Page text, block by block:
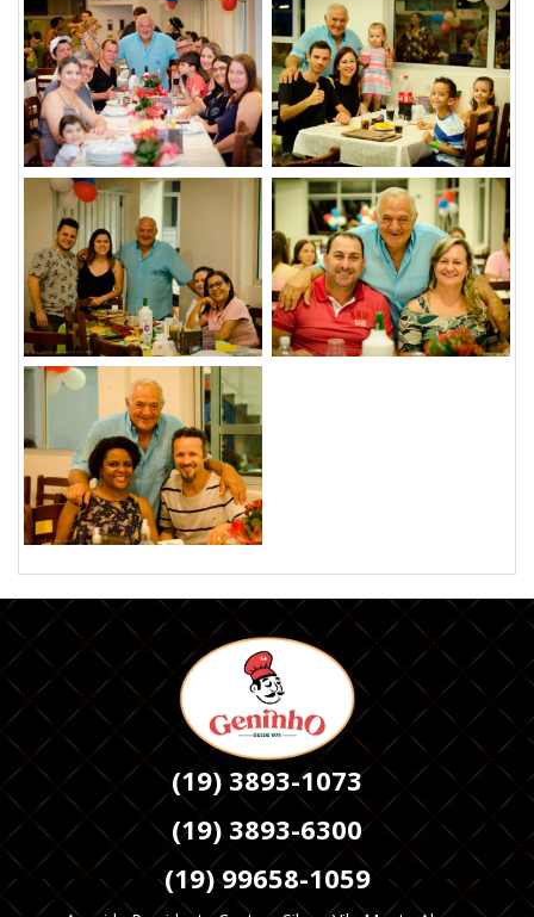
(19) 3893-1073
(19) 3893-6300
(19) 99658-1059